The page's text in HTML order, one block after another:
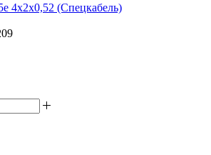
(Спецкабель)